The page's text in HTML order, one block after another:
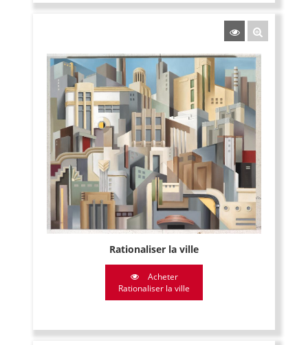
Rationaliser la ville
Acheter
Rationaliser la ville